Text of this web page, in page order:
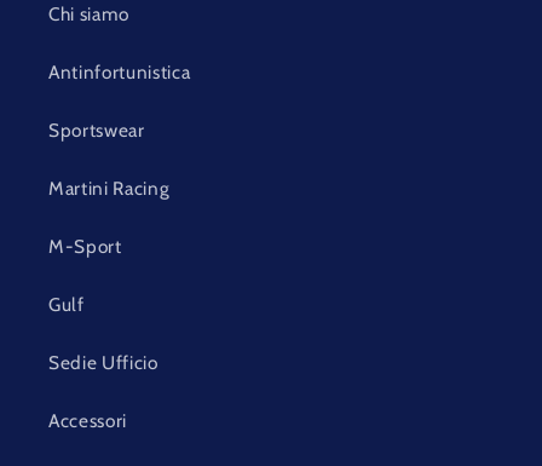
Chi siamo
Antinfortunistica
Sportswear
Martini Racing
M-Sport
Gulf
Sedie Ufficio
Accessori